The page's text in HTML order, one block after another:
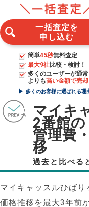
一括査定を
申し込む
簡単45秒無料査定
最大9社比較・検討！
多くのユーザーが通常
よりも高い金額で売却
多くのお客様に選ばれる理
マイキ
2番館の
管理費
移
過去と比べる
マイキャッスルひば
価格推移を最大3年前